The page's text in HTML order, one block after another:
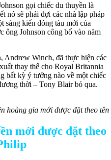
gọi chiếc du thuyền là
nó sẽ phải đợi các nhà lập pháp
sáng kiến ​​đóng tàu mới của
Johnson công bố vào năm
Andrew Winch, đã thực hiện các
thay thế cho Royal Britannia
bất kỳ ý tưởng nào về một chiếc
thời – Tony Blair bỏ qua.
hoàng gia mới được đặt theo
mới được đặt theo